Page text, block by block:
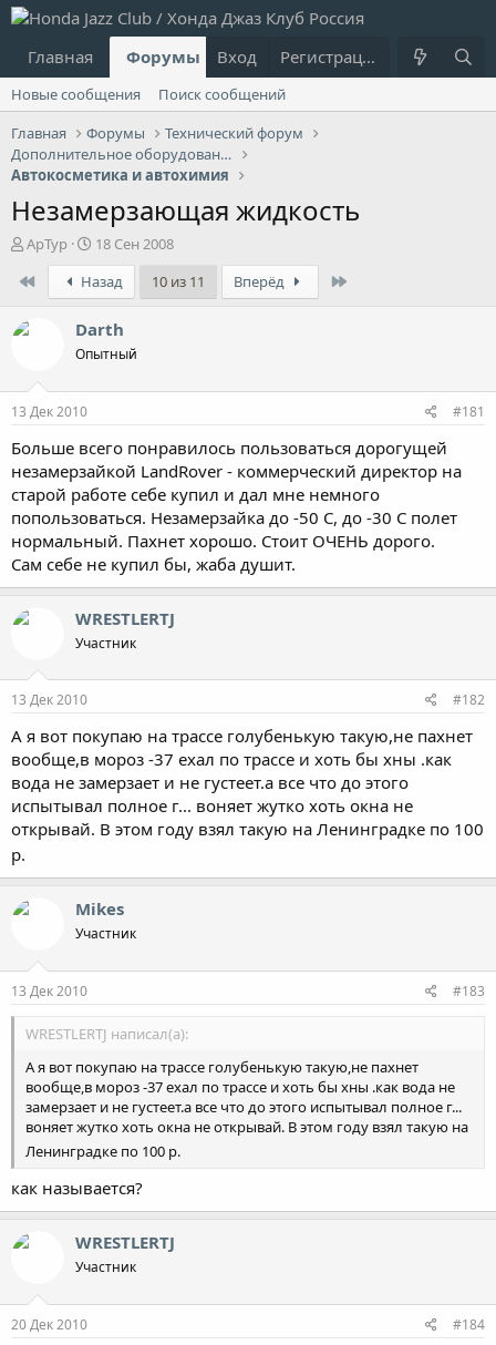
Главная Форумы Что нового?
Вход Регистрация
Новые сообщения
Поиск сообщений
Главная
Форумы
Технический форум
Дополнительное оборудование
Автокосметика и автохимия
Незамерзающая жидкость
А
т
р
т
ы
АрТур
Д
а
т
а
н
а
ч
18 Сен 2008
Назад 10 из 11 Вперёд
Darth
Опытный
13 Дек 2010 #181
Больше всего понравилось пользоваться дорогущей
незамерзайкой LandRover - коммерческий директор на
старой работе себе купил и дал мне немного
попользоваться. Незамерзайка до -50 С, до -30 С полет
нормальный. Пахнет хорошо. Стоит ОЧЕНЬ дорого.
Сам себе не купил бы, жаба душит.
WRESTLERTJ
Участник
13 Дек 2010 #182
А я вот покупаю на трассе голубенькую такую,не пахнет
вообще,в мороз -37 ехал по трассе и хоть бы хны .как
вода не замерзает и не густеет.а все что до этого
испытывал полное г... воняет жутко хоть окна не
открывай. В этом году взял такую на Ленинградке по 100
р.
Mikes
Участник
13 Дек 2010 #183
WRESTLERTJ написал(а):
А я вот покупаю на трассе голубенькую такую,не пахнет
вообще,в мороз -37 ехал по трассе и хоть бы хны .как вода не
замерзает и не густеет.а все что до этого испытывал полное г...
воняет жутко хоть окна не открывай. В этом году взял такую на
Ленинградке по 100 р.
как называется?
WRESTLERTJ
Участник
20 Дек 2010 #184